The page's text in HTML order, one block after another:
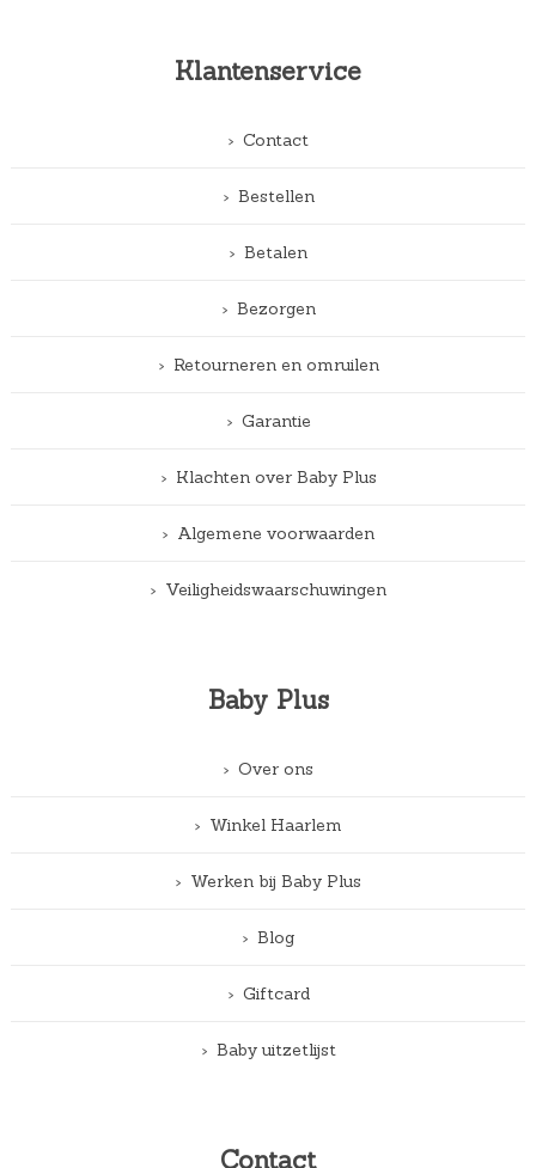
Klantenservice
Contact
Bestellen
Betalen
Bezorgen
Retourneren en omruilen
Garantie
Klachten over Baby Plus
Algemene voorwaarden
Veiligheidswaarschuwingen
Baby Plus
Over ons
Winkel Haarlem
Werken bij Baby Plus
Blog
Giftcard
Baby uitzetlijst
Contact